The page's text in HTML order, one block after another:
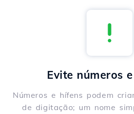
Evite números
Números e hífens podem
de digitação; um nome